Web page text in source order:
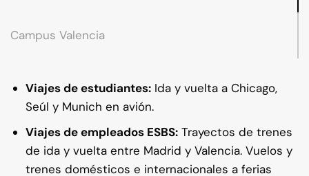
Campus Valencia
Viajes de estudiantes: Ida y vuelta a Chicago,
Seúl y Munich en avión.
Viajes de empleados ESBS: Trayectos de trenes
de ida y vuelta entre Madrid y Valencia. Vuelos y
trenes domésticos e internacionales a ferias